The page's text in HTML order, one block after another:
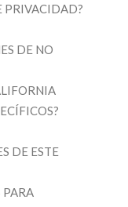
PRIVACIDAD?
DE NO
DE ESTE
PARA